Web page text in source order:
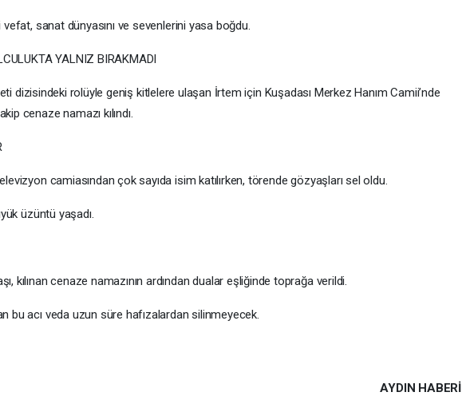
sanat dünyasını ve sevenlerini yasa boğdu.
YALNIZ BIRAKMADI
dizisindeki rolüyle geniş kitlelere ulaşan İrtem için Kuşadası Merkez Hanım Camii’nde
cenaze namazı kılındı.
camiasından çok sayıda isim katılırken, törende gözyaşları sel oldu.
üzüntü yaşadı.
kılınan cenaze namazının ardından dualar eşliğinde toprağa verildi.
bu acı veda uzun süre hafızalardan silinmeyecek.
AYDIN HABERİ